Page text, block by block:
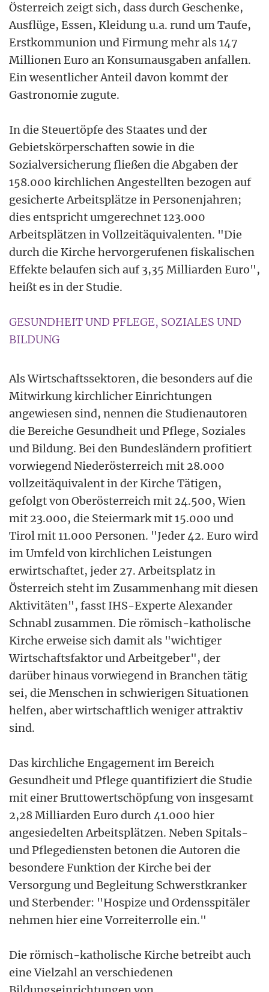
Österreich zeigt sich, dass durch Geschenke,
Ausflüge, Essen, Kleidung u.a. rund um Taufe,
Erstkommunion und Firmung mehr als 147
Millionen Euro an Konsumausgaben anfallen.
Ein wesentlicher Anteil davon kommt der
Gastronomie zugute.
In die Steuertöpfe des Staates und der
Gebietskörperschaften sowie in die
Sozialversicherung fließen die Abgaben der
158.000 kirchlichen Angestellten bezogen auf
gesicherte Arbeitsplätze in Personenjahren;
dies entspricht umgerechnet 123.000
Arbeitsplätzen in Vollzeitäquivalenten. "Die
durch die Kirche hervorgerufenen fiskalischen
Effekte belaufen sich auf 3,35 Milliarden Euro",
heißt es in der Studie.
GESUNDHEIT UND PFLEGE, SOZIALES UND
BILDUNG
Als Wirtschaftssektoren, die besonders auf die
Mitwirkung kirchlicher Einrichtungen
angewiesen sind, nennen die Studienautoren
die Bereiche Gesundheit und Pflege, Soziales
und Bildung. Bei den Bundesländern profitiert
vorwiegend Niederösterreich mit 28.000
vollzeitäquivalent in der Kirche Tätigen,
gefolgt von Oberösterreich mit 24.500, Wien
mit 23.000, die Steiermark mit 15.000 und
Tirol mit 11.000 Personen. "Jeder 42. Euro wird
im Umfeld von kirchlichen Leistungen
erwirtschaftet, jeder 27. Arbeitsplatz in
Österreich steht im Zusammenhang mit diesen
Aktivitäten", fasst IHS-Experte Alexander
Schnabl zusammen. Die römisch-katholische
Kirche erweise sich damit als "wichtiger
Wirtschaftsfaktor und Arbeitgeber", der
darüber hinaus vorwiegend in Branchen tätig
sei, die Menschen in schwierigen Situationen
helfen, aber wirtschaftlich weniger attraktiv
sind.
Das kirchliche Engagement im Bereich
Gesundheit und Pflege quantifiziert die Studie
mit einer Bruttowertschöpfung von insgesamt
2,28 Milliarden Euro durch 41.000 hier
angesiedelten Arbeitsplätzen. Neben Spitals-
und Pflegediensten betonen die Autoren die
besondere Funktion der Kirche bei der
Versorgung und Begleitung Schwerstkranker
und Sterbender: "Hospize und Ordensspitäler
nehmen hier eine Vorreiterrolle ein."
Die römisch-katholische Kirche betreibt auch
eine Vielzahl an verschiedenen